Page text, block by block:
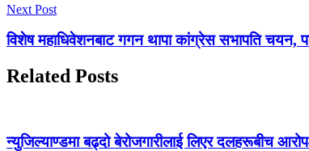
Next Post
विशेष महाधिवेशनबाट गगन थापा कांग्रेस सभापति चयन,
Related Posts
न्युजिल्याण्डमा बढ्दो बेरोजगारीलाई लिएर दलहरूबीच